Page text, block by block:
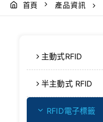
首頁 產品資訊
主動式RFID
半主動式 RFID
RFID電子標籤